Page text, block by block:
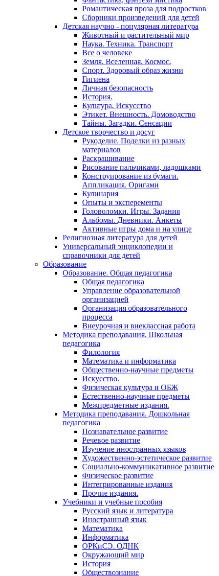
Романтическая проза для подростков
Сборники произведений для детей
Детская научно - популярная литература
Животный и растительный мир
Наука. Техника. Транспорт
Все о человеке
Земля. Вселенная. Космос.
Спорт. Здоровый образ жизни
Гигиена
Личная безопасность
История.
Культура. Искусство
Этикет. Внешность. Домоводство
Тайны. Загадки. Сенсации
Детское творчество и досуг
Рукоделие. Поделки из разных
материалов
Раскрашивание
Рисование пальчиками, ладошками
Конструирование из бумаги.
Аппликация. Оригами
Кулинария
Опыты и эксперементы
Головоломки. Игры. Задания
Альбомы. Дневники. Анкеты
Активные игры дома и на улице
Религиозная литература для детей
Универсальный энциклопедии и
справочники для детей
Образование
Образование. Общая педагогика
Общая педагогика
Управление образовательной
организацией
Организация образовательного
процесса
Внеурочная и внеклассная работа
Методика преподавания. Школьная
педагогика
Филология
Математика и информатика
Общественно-научные предметы
Искусство.
Физическая культура и ОБЖ
Естественно-научные предметы
Межпредметные издания.
Методика преподавания. Дошкольная
педагогика
Познавательное развитие
Речевое развитие
Изучение иностранных языков
Художественно-эстетическое развитие
Социально-коммуникативное развитие
Физическое развитие
Интегрированные издания
Прочие издания.
Учебники и учебные пособия
Русский язык и литература
Иностранный язык
Математика
Информатика
ОРКиСЭ. ОДНК
Окружающий мир
История
Обществознание